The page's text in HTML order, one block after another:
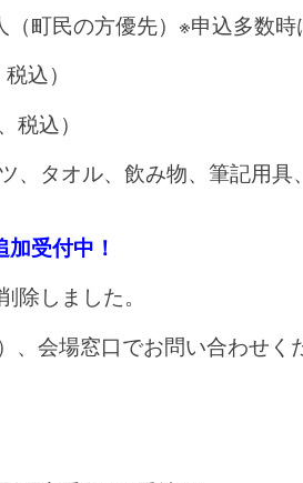
町民の方優先）※申込多数時
込）
込）
タオル、飲み物、筆記用具
受付中！
しました。
、会場窓口でお問い合わせく